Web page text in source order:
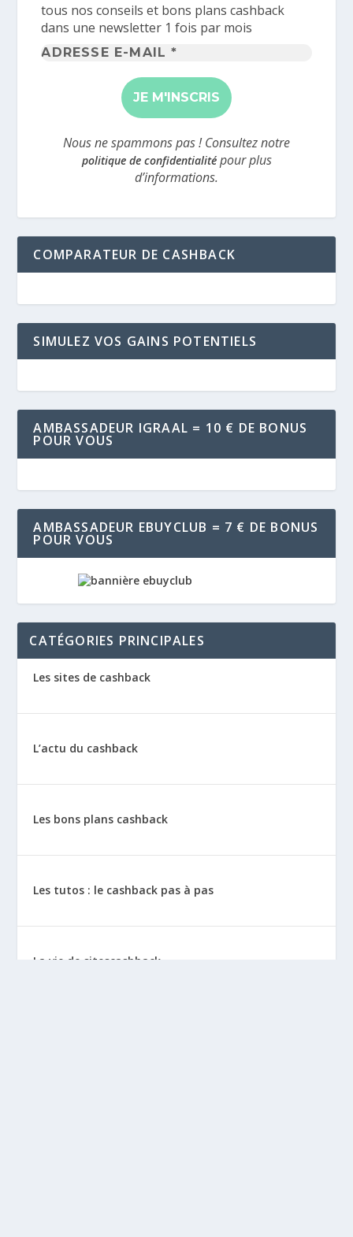
tous nos conseils et bons plans cashback
dans une newsletter 1 fois par mois
Adresse
mail
*
Nous ne spammons pas ! Consultez notre
politique de confidentialitépour plus
d’informations.
COMPARATEUR DE CASHBACK
SIMULEZ VOS GAINS POTENTIELS
AMBASSADEUR IGRAAL = 10 € DE BONUS
POUR VOUS
AMBASSADEUR EBUYCLUB = 7 € DE BONUS
POUR VOUS
CATÉGORIES PRINCIPALES
Les sites de cashback
L’actu du cashback
Les bons plans cashback
Les tutos : le cashback pas à pas
La vie de sitescashback